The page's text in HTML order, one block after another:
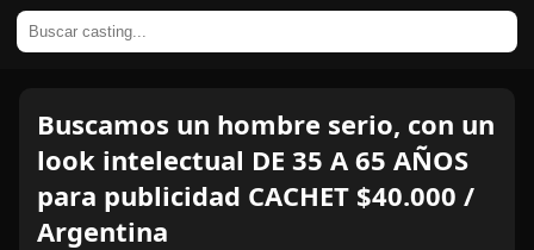
Buscamos un hombre serio, con un
look intelectual DE 35 A 65 AÑOS
para publicidad CACHET $40.000 /
Argentina